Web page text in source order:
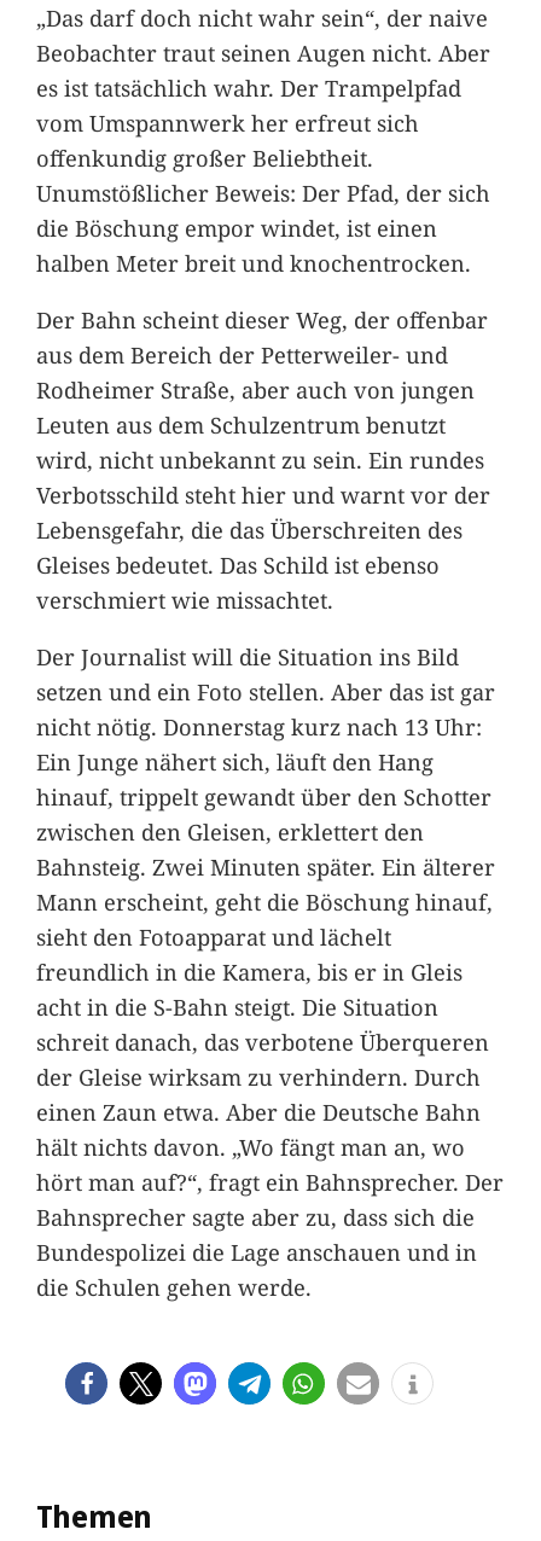
„Das darf doch nicht wahr sein“, der naive
Beobachter traut seinen Augen nicht. Aber
es ist tatsächlich wahr. Der Trampelpfad
vom Umspannwerk her erfreut sich
offenkundig großer Beliebtheit.
Unumstößlicher Beweis: Der Pfad, der sich
die Böschung empor windet, ist einen
halben Meter breit und knochentrocken.
Der Bahn scheint dieser Weg, der offenbar
aus dem Bereich der Petterweiler- und
Rodheimer Straße, aber auch von jungen
Leuten aus dem Schulzentrum benutzt
wird, nicht unbekannt zu sein. Ein rundes
Verbotsschild steht hier und warnt vor der
Lebensgefahr, die das Überschreiten des
Gleises bedeutet. Das Schild ist ebenso
verschmiert wie missachtet.
Der Journalist will die Situation ins Bild
setzen und ein Foto stellen. Aber das ist gar
nicht nötig. Donnerstag kurz nach 13 Uhr:
Ein Junge nähert sich, läuft den Hang
hinauf, trippelt gewandt über den Schotter
zwischen den Gleisen, erklettert den
Bahnsteig. Zwei Minuten später. Ein älterer
Mann erscheint, geht die Böschung hinauf,
sieht den Fotoapparat und lächelt
freundlich in die Kamera, bis er in Gleis
acht in die S-Bahn steigt. Die Situation
schreit danach, das verbotene Überqueren
der Gleise wirksam zu verhindern. Durch
einen Zaun etwa. Aber die Deutsche Bahn
hält nichts davon. „Wo fängt man an, wo
hört man auf?“, fragt ein Bahnsprecher. Der
Bahnsprecher sagte aber zu, dass sich die
Bundespolizei die Lage anschauen und in
die Schulen gehen werde.
Themen